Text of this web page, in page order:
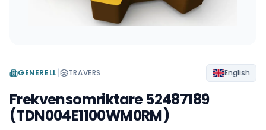
GENERELL| TRAVERS English
Frekvensomriktare 52487189
(TDN004E1100WM0RM)